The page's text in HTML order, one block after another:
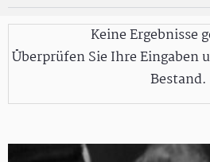
Keine Ergebnisse
Überprüfen Sie Ihre Eingaben
Bestand.